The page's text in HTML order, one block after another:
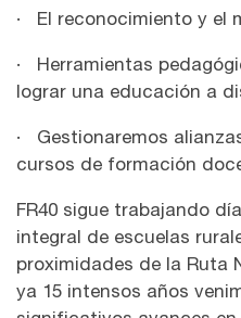
· El reconocimiento y el
· Herramientas
lograr una educación a
· Gestionaremos
cursos de formación
FR40 sigue trabajando
integral de escuelas
proximidades de la Ruta
ya 15 intensos años